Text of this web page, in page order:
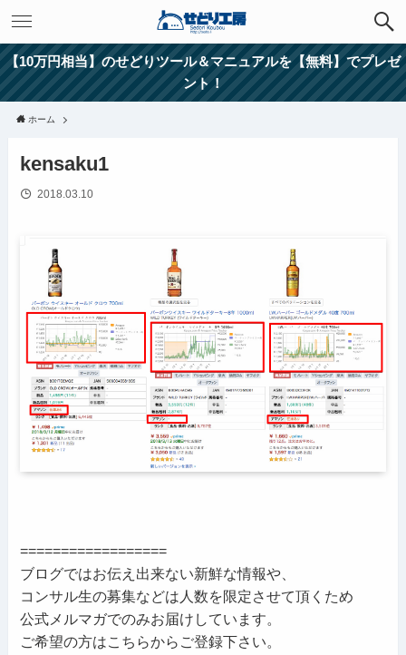
【10万円相当】のせどりツール＆マニュアルを【無料】でプレゼ
ント！
ホーム
kensaku1
2018.03.10
==================
ブログではお伝え出来ない新鮮な情報や、
コンサル生の募集などは人数を限定させて頂くため
公式メルマガでのみお届けしています。
ご希望の方はこちらからご登録下さい。